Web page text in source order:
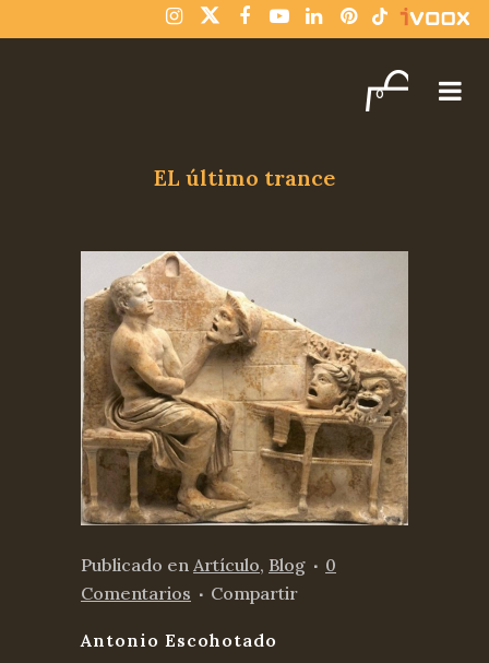
¡Compra varios libros y paga solo un envío! Descartar
0
EL último trance
Publicado en Artículo, Blog
0
Comentarios
Compartir
Antonio Escohotado